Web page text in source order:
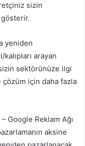
sizin
yeniden
arayan
sizin sektörünüze ilgi
için daha fazla
– Google Reklam Ağı
aksine